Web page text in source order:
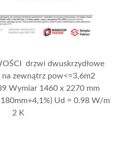
drzwi dwuskrzydłowe
na zewnątrz pow<=3,6m2
Wymiar 1460 x 2270 mm
Ud = 0.98 W/m
2 K